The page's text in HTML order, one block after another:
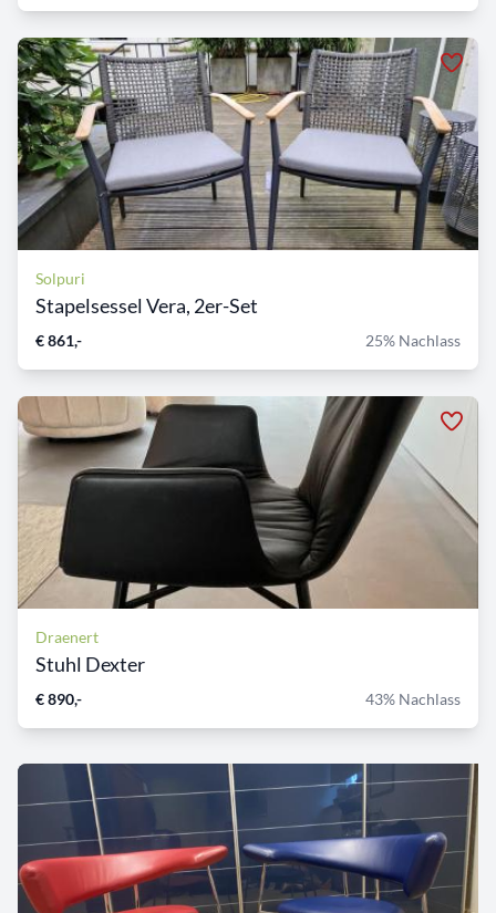
Solpuri
Stapelsessel Vera, 2er-Set
€ 861,- 25% Nachlass
Draenert
Stuhl Dexter
€ 890,- 43% Nachlass